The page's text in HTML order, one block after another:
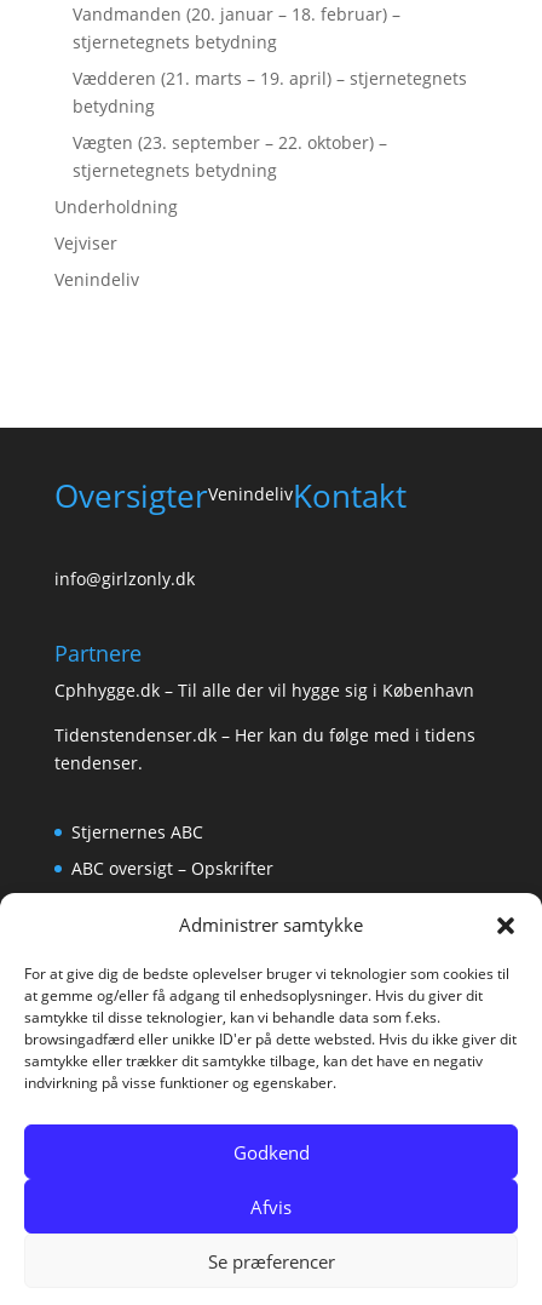
Administrer samtykke
For at give dig de bedste oplevelser bruger vi teknologier som cookies til
at gemme og/eller få adgang til enhedsoplysninger. Hvis du giver dit
samtykke til disse teknologier, kan vi behandle data som f.eks.
browsingadfærd eller unikke ID'er på dette websted. Hvis du ikke giver dit
samtykke eller trækker dit samtykke tilbage, kan det have en negativ
indvirkning på visse funktioner og egenskaber.
Godkend
Afvis
Se præferencer
Vandmanden (20. januar – 18. februar) –
stjernetegnets betydning
Vædderen (21. marts – 19. april) – stjernetegnets
betydning
Vægten (23. september – 22. oktober) –
stjernetegnets betydning
Underholdning
Vejviser
Venindeliv
OversigterVenindelivKontakt
info@girlzonly.dk
Partnere
Cphhygge.dk– Til alle der vil hygge sig i København
Tidenstendenser.dk– Her kan du følge med i tidens
tendenser.
Stjernernes ABC
ABC oversigt – Opskrifter